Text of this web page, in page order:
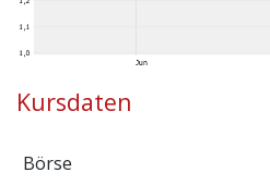
Kursdaten
Börse